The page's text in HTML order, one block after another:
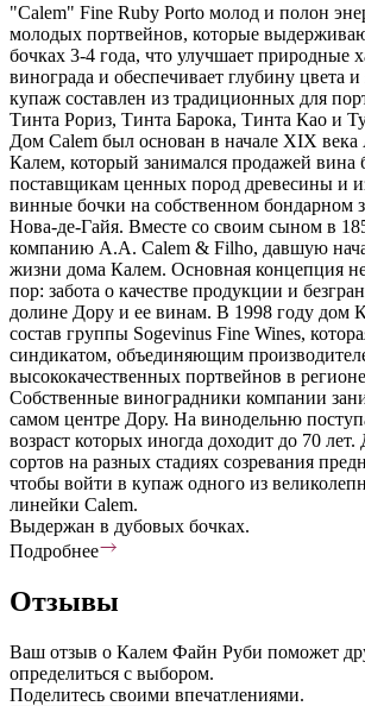
"Calem" Fine Ruby Porto молод и полон
молодых портвейнов, которые
бочках 3-4 года, что улучшает природные
винограда и обеспечивает глубину цвета и
купаж составлен из традиционных для
Тинта Рориз, Тинта Барока, Тинта Као и
Дом Calem был основан в начале XIX
Калем, который занимался продажей вина
поставщикам ценных пород древесины и
винные бочки на собственном бондарном
Нова-де-Гайя. Вместе со своим сыном в
компанию А.А. Calem & Filho, давшую
жизни дома Калем. Основная концепция
пор: забота о качестве продукции и
долине Дору и ее винам. В 1998 году дом
состав группы Sogevinus Fine Wines,
синдикатом, объединяющим
высококачественных портвейнов в
Собственные виноградники компании
самом центре Дору. На винодельню
возраст которых иногда доходит до 70
сортов на разных стадиях созревания
чтобы войти в купаж одного из
линейки Calem.
Выдержан в дубовых бочках.
Подробнее
Отзывы
Ваш отзыв о Калем Файн Руби поможет
определиться с выбором.
Поделитесь своими впечатлениями.